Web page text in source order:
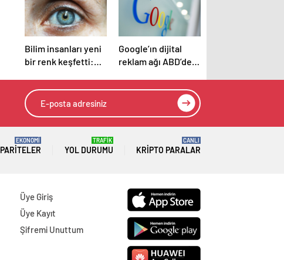
Bilim insanları yeni
bir renk keşfetti:
Google’ın dijital
reklam ağı ABD’de
edildi
PARITELER
EKONOMİ
YOL DURUMU
TRAFİK
KRIPTO PARALAR
CANLI
Üye Giriş
Üye Kayıt
Şifremi Unuttum